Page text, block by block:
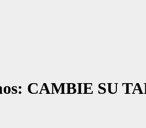
CAMBIE SU